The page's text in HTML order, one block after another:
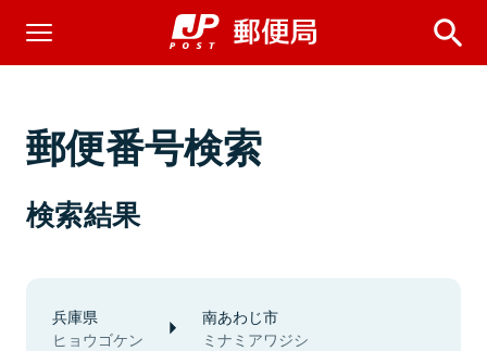
郵便番号検索
検索結果
兵庫県
ヒョウゴケン
南あわじ市
ミナミアワジシ